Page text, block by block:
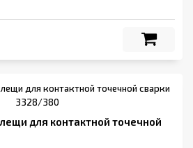
для контактной точечной